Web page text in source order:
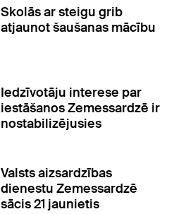
Skolās ar steigu grib
atjaunot šaušanas mācību
Iedzīvotāju interese par
iestāšanos Zemessardzē ir
nostabilizējusies
Valsts aizsardzības
dienestu Zemessardzē
sācis 21 jaunietis